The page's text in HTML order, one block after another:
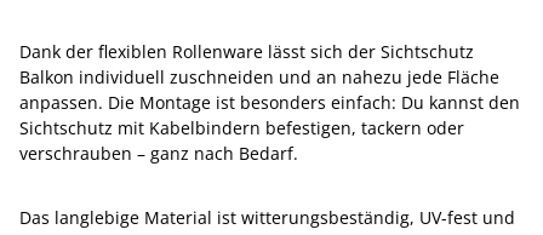
Dank der flexiblen Rollenware lässt sich der Sichtschutz
Balkon individuell zuschneiden und an nahezu jede Fläche
anpassen. Die Montage ist besonders einfach: Du kannst den
Sichtschutz mit Kabelbindern befestigen, tackern oder
verschrauben – ganz nach Bedarf.
Das langlebige Material ist witterungsbeständig, UV-fest und